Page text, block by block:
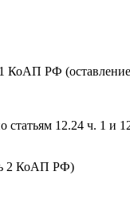
1 КоАП РФ
статьям 12.24 ч. 1
2 КоАП РФ)